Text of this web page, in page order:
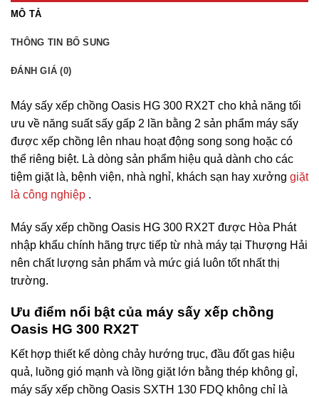
MÔ TẢ
THÔNG TIN BỔ SUNG
ĐÁNH GIÁ (0)
Máy sấy xếp chồng Oasis HG 300 RX2T cho khả năng tối
ưu về năng suất sấy gấp 2 lần bằng 2 sản phẩm máy sấy
được xếp chồng lên nhau hoạt động song song hoặc có
thể riêng biệt. Là dòng sản phẩm hiệu quả dành cho các
tiệm giặt là, bệnh viện, nhà nghỉ, khách sạn hay xưởng giặt
là công nghiệp .
Máy sấy xếp chồng Oasis HG 300 RX2T được Hòa Phát
nhập khẩu chính hãng trực tiếp từ nhà máy tại Thượng Hải
nên chất lượng sản phẩm và mức giá luôn tốt nhất thị
trường.
Ưu điểm nổi bật của máy sấy xếp chồng
Oasis HG 300 RX2T
Kết hợp thiết kế dòng chảy hướng trục, đầu đốt gas hiệu
quả, luồng gió mạnh và lồng giặt lớn bằng thép không gỉ,
máy sấy xếp chồng Oasis SXTH 130 FDQ không chỉ là